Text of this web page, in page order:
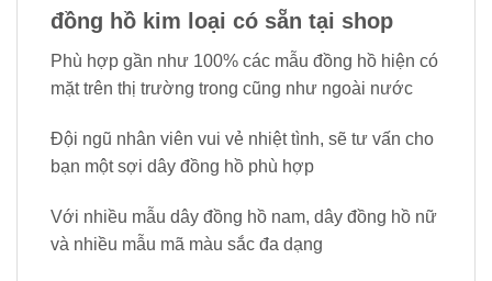
đồng hồ kim loại có sẵn tại shop
Phù hợp gần như 100% các mẫu đồng hồ hiện có
mặt trên thị trường trong cũng như ngoài nước
Đội ngũ nhân viên vui vẻ nhiệt tình, sẽ tư vấn cho
bạn một sợi dây đồng hồ phù hợp
Với nhiều mẫu dây đồng hồ nam, dây đồng hồ nữ
và nhiều mẫu mã màu sắc đa dạng